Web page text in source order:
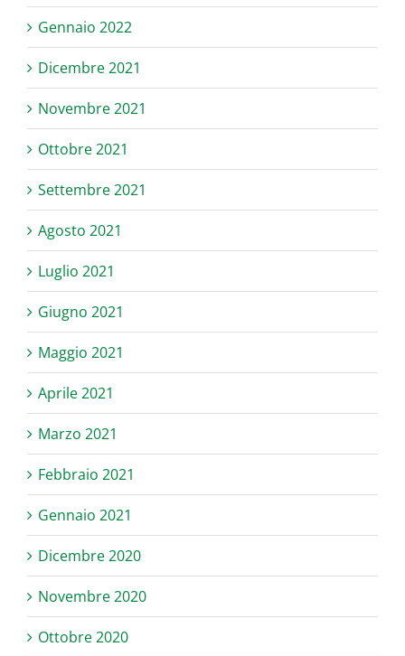
Gennaio 2022
Dicembre 2021
Novembre 2021
Ottobre 2021
Settembre 2021
Agosto 2021
Luglio 2021
Giugno 2021
Maggio 2021
Aprile 2021
Marzo 2021
Febbraio 2021
Gennaio 2021
Dicembre 2020
Novembre 2020
Ottobre 2020